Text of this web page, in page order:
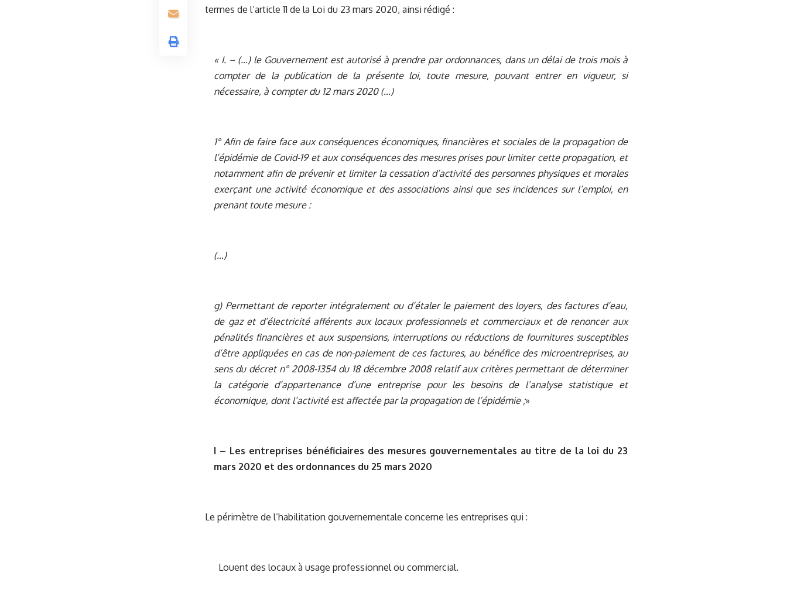
termes de l’article 11 de la Loi du 23 mars 2020, ainsi rédigé :
« I. – (…) le Gouvernement est autorisé à prendre par ordonnances, dans un délai de trois mois à
compter de la publication de la présente loi, toute mesure, pouvant entrer en vigueur, si
nécessaire, à compter du 12 mars 2020 (…)
1° Afin de faire face aux conséquences économiques, financières et sociales de la propagation de
l’épidémie de Covid-19 et aux conséquences des mesures prises pour limiter cette propagation, et
notamment afin de prévenir et limiter la cessation d’activité des personnes physiques et morales
exerçant une activité économique et des associations ainsi que ses incidences sur l’emploi, en
prenant toute mesure :
(…)
g) Permettant de reporter intégralement ou d’étaler le paiement des loyers, des factures d’eau,
de gaz et d’électricité afférents aux locaux professionnels et commerciaux et de renoncer aux
pénalités financières et aux suspensions, interruptions ou réductions de fournitures susceptibles
d’être appliquées en cas de non-paiement de ces factures, au bénéfice des microentreprises, au
sens du décret n° 2008-1354 du 18 décembre 2008 relatif aux critères permettant de déterminer
la catégorie d’appartenance d’une entreprise pour les besoins de l’analyse statistique et
économique, dont l’activité est affectée par la propagation de l’épidémie ;»
I – Les entreprises bénéficiaires des mesures gouvernementales au titre de la loi du 23
mars 2020 et des ordonnances du 25 mars 2020
Le périmètre de l’habilitation gouvernementale concerne les entreprises qui :
Louent des locaux à usage professionnel ou commercial.